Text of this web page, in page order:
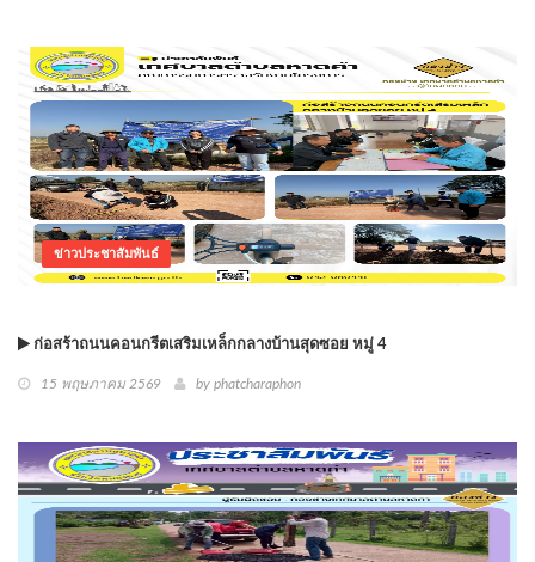
ข่าวประชาสัมพันธ์
ก่อสร้าถนนคอนกรีตเสริมเหล็กกลางบ้านสุดซอย หมู่ 4
15 พฤษภาคม 2569 by phatcharaphon